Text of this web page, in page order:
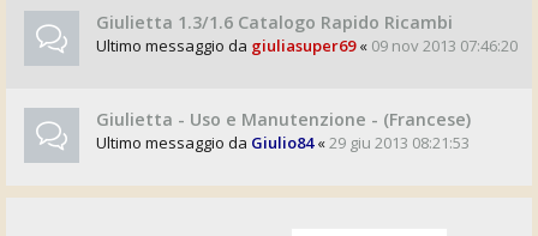
Giulietta 1.3/1.6 Catalogo Rapido Ricambi
Ultimo messaggio da giuliasuper69« 09 nov 2013 07:46:20
Giulietta - Uso e Manutenzione - (Francese)
Ultimo messaggio da Giulio84«29 giu 2013 08:21:53